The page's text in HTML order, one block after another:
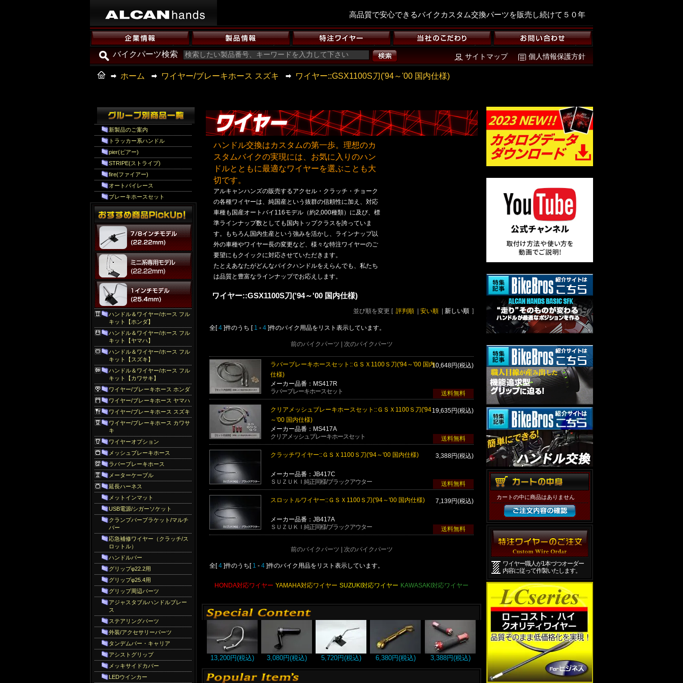
高品質で安心できるバイクカスタム交換パーツを販売し続けて５０年
サイトマップ 個人情報保護方針
バイクパーツ検索
ホーム ワイヤー/ブレーキホース スズキ ワイヤー::GSX1100S刀('94～'00 国内仕様)
新製品のご案内
トラッカー系ハンドル
pier(ピアー)
STRIPE(ストライプ)
fire(ファイアー)
オートバイレース
ブレーキホースセット
ハンドル＆ワイヤー/ホース フル
キット【ホンダ】
ハンドル＆ワイヤー/ホース フル
キット【ヤマハ】
ハンドル＆ワイヤー/ホース フル
キット【スズキ】
ハンドル＆ワイヤー/ホース フル
キット【カワサキ】
ワイヤー/ブレーキホース ホンダ
ワイヤー/ブレーキホース ヤマハ
ワイヤー/ブレーキホース スズキ
ワイヤー/ブレーキホース カワサ
キ
ワイヤーオプション
メッシュブレーキホース
ラバーブレーキホース
メーターケーブル
延長ハーネス
メットインマット
USB電源/シガーソケット
クランプバーブラケット/マルチ
バー
応急補修ワイヤー（クラッチ/ス
ロットル）
ハンドルバー
グリップφ22.2用
グリップφ25.4用
グリップ周辺パーツ
アジャスタブルハンドルブレー
ス
ステアリングパーツ
外装/アクセサリーパーツ
タンデムバー・キャリア
アシストグリップ
メッキサイドカバー
LEDウインカー
ハンドル交換はカスタムの第一歩。理想のカ
スタムバイクの実現には、お気に入りのハン
ドルとともに最適なワイヤーを選ぶことも大
切です。
アルキャンハンズの販売するアクセル・クラッチ・チョーク
の各種ワイヤーは、純国産という抜群の信頼性に加え、対応
車種も国産オートバイ116モデル（約2,000種類）に及び、標
準ラインナップ数としても国内トップクラスを誇っていま
す。もちろん国内生産という強みを活かし、ラインナップ以
外の車種やワイヤー長の変更など、様々な特注ワイヤーのご
要望にもクイックに対応させていただきます。
たとえあなたがどんなバイクハンドルをえらんでも、私たち
は品質と豊富なラインナップでお応えします。
ワイヤー::GSX1100S刀('94～'00 国内仕様)
並び順を変更 [ 評判順 安い順 新しい順 ]
全[ 4 ]件のうち [ 1 - 4 ]件のバイク用品をリスト表示しています。
前のバイクパーツ | 次のバイクパーツ
10,648円(税込)
ラバーブレーキホースセット::ＧＳＸ1100Ｓ刀('94～'00 国内
仕様)
ラバーブレーキホースセット
メーカー品番：MS417R
送料無料
19,635円(税込)
クリアメッシュブレーキホースセット::ＧＳＸ1100Ｓ刀('94
～'00 国内仕様)
クリアメッシュブレーキホースセット
メーカー品番：MS417A
送料無料
3,388円(税込)
クラッチワイヤー::ＧＳＸ1100Ｓ刀('94～'00 国内仕様)
ＳＵＺＵＫＩ純正同様/ブラックアウター
メーカー品番：JB417C
送料無料
7,139円(税込)
スロットルワイヤー::ＧＳＸ1100Ｓ刀('94～'00 国内仕様)
ＳＵＺＵＫＩ純正同様/ブラックアウター
メーカー品番：JB417A
送料無料
前のバイクパーツ | 次のバイクパーツ
全[ 4 ]件のうち[ 1 - 4 ]件のバイク用品をリスト表示しています。
HONDA対応ワイヤー YAMAHA対応ワイヤー SUZUKI対応ワイヤー KAWASAKI対応ワイヤー
13,200円(税込) 3,080円(税込) 5,720円(税込) 6,380円(税込) 3,388円(税込)
カートの中に商品はありません
ワイヤー職人が1本づつオーダー
内容に従って作製いたします。